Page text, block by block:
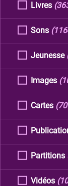
Livres
Sons
Jeunesse
Images
Cartes
Partitions
Vidéos